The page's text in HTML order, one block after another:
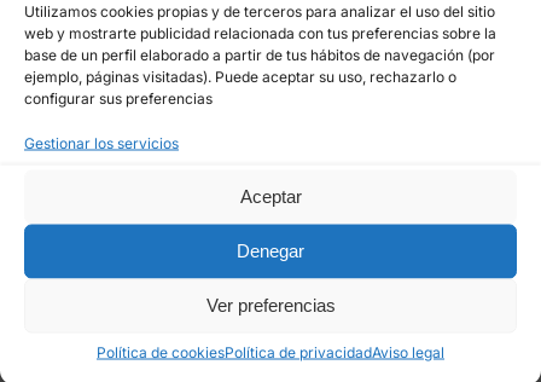
Utilizamos cookies propias y de terceros para analizar el uso del sitio
web y mostrarte publicidad relacionada con tus preferencias sobre la
base de un perfil elaborado a partir de tus hábitos de navegación (por
ejemplo, páginas visitadas). Puede aceptar su uso, rechazarlo o
configurar sus preferencias
Gestionar los servicios
Aceptar
Denegar
Ver preferencias
Política de cookiesPolítica de privacidadAviso legal
navegador para la próxima vez que comente.